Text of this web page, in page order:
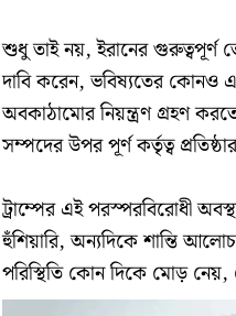
শুধু তাই নয়, ইরানের গুরুত্বপূর্ণ তেল
দাবি করেন, ভবিষ্যতের কোনও
অবকাঠামোর নিয়ন্ত্রণ গ্রহণ
সম্পদের উপর পূর্ণ কর্তৃত্ব
ট্রাম্পের এই পরস্পরবিরোধী
হুঁশিয়ারি, অন্যদিকে শান্তি
পরিস্থিতি কোন দিকে মোড়